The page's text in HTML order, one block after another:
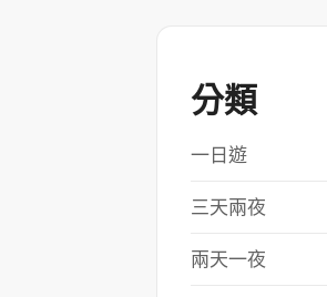
分類
一日遊
三天兩夜
兩天一夜